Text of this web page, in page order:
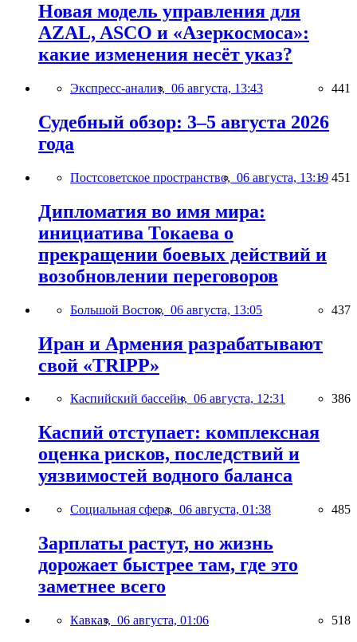
Новая модель управления для
AZAL, ASCO и «Азеркосмоса»:
какие изменения несёт указ?
Экспресс-анализ, 06 августа, 13:43 441
Судебный обзор: 3–5 августа 2026
года
Постсоветское пространство, 06 августа, 13:19 451
Дипломатия во имя мира:
инициатива Токаева о
прекращении боевых действий и
возобновлении переговоров
Большой Восток, 06 августа, 13:05 437
Иран и Армения разрабатывают
свой «TRIPP»
Каспийский бассейн, 06 августа, 12:31 386
Каспий отступает: комплексная
оценка рисков, последствий и
уязвимостей водного баланса
Социальная сфера, 06 августа, 01:38 485
Зарплаты растут, но жизнь
дорожает быстрее там, где это
заметнее всего
Кавказ, 06 августа, 01:06 518